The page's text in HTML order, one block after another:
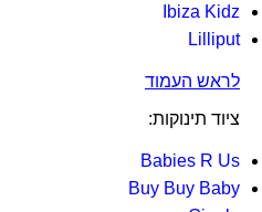
Ibiza Kidz
Lilliput
לראש העמוד
ציוד תינוקות:
Babies R Us
Buy Buy Baby